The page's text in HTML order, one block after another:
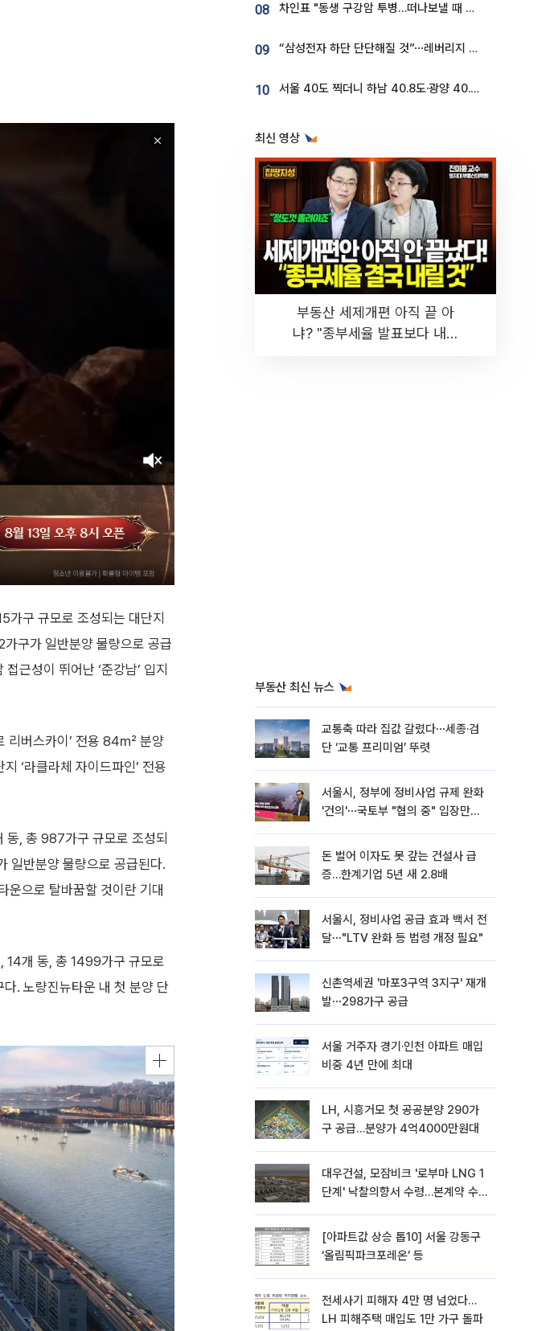
가구 규모로 조성되는 대단지
구가 일반분양 물량으로 공급
근성이 뛰어난 ‘준강남’ 입지
리버스카이’ 전용 84㎡ 분양
‘라클라체 자이드파인’ 전용
동, 총 987가구 규모로 조성되
일반분양 물량으로 공급된다.
운으로 탈바꿈할 것이란 기대
14개 동, 총 1499가구 규모로
. 노량진뉴타운 내 첫 분양 단
08 차인표 "동생 구강암 투병…떠나보낼 때 가장 힘들었다”
09 “삼성전자 하단 단단해질 것”⋯레버리지 규제에 쏠림 완화 [찐코노미]
10 서울 40도 찍더니 하남 40.8도·광양 40.2도…전국 '펄펄'
최신 영상
부동산 세제개편 아직 끝 아
냐? "종부세율 발표보다 내릴
부동산 최신 뉴스
교통축 따라 집값 갈렸다⋯세종·검
단 ‘교통 프리미엄’ 뚜렷
서울시, 정부에 정비사업 규제 완화
'건의'⋯국토부 "협의 중" 입장만
돈 벌어 이자도 못 갚는 건설사 급
증…한계기업 5년 새 2.8배
서울시, 정비사업 공급 효과 백서 전
달⋯"LTV 완화 등 법령 개정 필요"
신촌역세권 '마포3구역 3지구' 재개
발⋯298가구 공급
서울 거주자 경기·인천 아파트 매입
비중 4년 만에 최대
LH, 시흥거모 첫 공공분양 290가
구 공급…분양가 4억4000만원대
대우건설, 모잠비크 '로부마 LNG 1
단계' 낙찰의향서 수령…본계약 수
[아파트값 상승 톱10] 서울 강동구
‘올림픽파크포레온’ 등
전세사기 피해자 4만 명 넘었다…
LH 피해주택 매입도 1만 가구 돌파